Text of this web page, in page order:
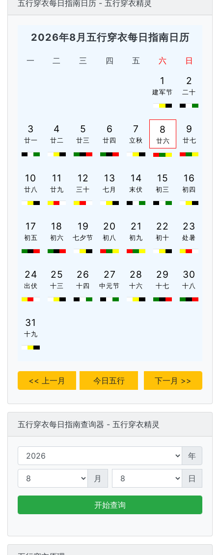
五行穿衣每日指南日历 - 五行穿衣精灵
2026年8月五行穿衣每日指南日历
一 二 三 四 五 六 日
1
建军节
2
二十
3
廿一
4
廿二
5
廿三
6
廿四
7
立秋
8
廿六
9
廿七
10
廿八
11
廿九
12
三十
13
七月
14
末伏
15
初三
16
初四
17
初五
18
初六
19
七夕节
20
初八
21
初九
22
初十
23
处暑
24
出伏
25
十三
26
十四
27
中元节
28
十六
29
十七
30
十八
31
十九
<< 上一月 今日五行 下一月 >>
五行穿衣每日指南查询器 - 五行穿衣精灵
年
月 日
开始查询